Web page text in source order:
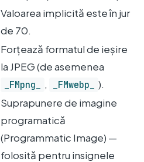
Valoarea implicită este în jur
de 70.
Forțează formatul de ieșire
la JPEG (de asemenea
_FMpng_ , _FMwebp_ ).
Suprapunere de imagine
programatică
(Programmatic Image) —
folosită pentru insignele